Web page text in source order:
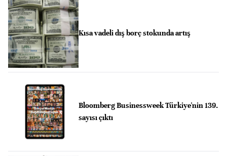
Kısa vadeli dış borç stokunda artış
Bloomberg Businessweek Türkiye'nin 139.
sayısı çıktı